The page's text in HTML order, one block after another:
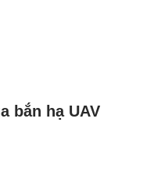
bắn hạ UAV